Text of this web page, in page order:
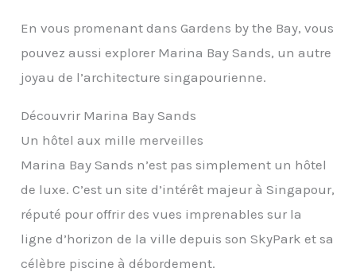
En vous promenant dans Gardens by the Bay, vous
pouvez aussi explorer Marina Bay Sands, un autre
joyau de l’architecture singapourienne.
Découvrir Marina Bay Sands
Un hôtel aux mille merveilles
Marina Bay Sands n’est pas simplement un hôtel
de luxe. C’est un site d’intérêt majeur à Singapour,
réputé pour offrir des vues imprenables sur la
ligne d’horizon de la ville depuis son SkyPark et sa
célèbre piscine à débordement.